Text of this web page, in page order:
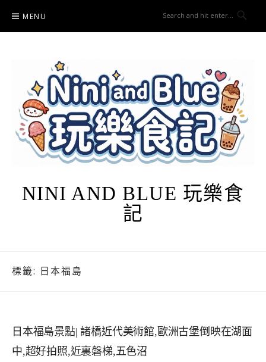
content
MENU
NINI AND BLUE 玩樂食
記
標籤: 日本福島
日本福島景點| 諸橋近代美術館,歐洲古堡倒映在湖面
中,超好拍照,近裏磐梯,五色沼